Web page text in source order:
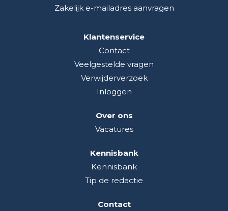
Zakelijk e-mailadres aanvragen
Klantenservice
Contact
Veelgestelde vragen
Verwijderverzoek
Inloggen
Over ons
Vacatures
Kennisbank
Kennisbank
Tip de redactie
Contact